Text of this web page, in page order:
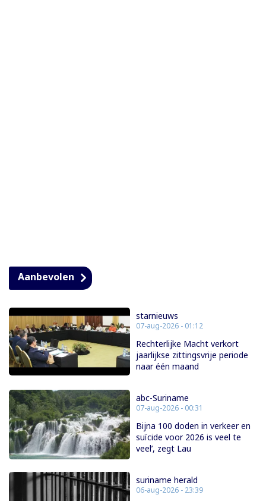
Aanbevolen
starnieuws
07-aug-2026 - 01:12
Rechterlijke Macht verkort
jaarlijkse zittingsvrije periode
naar één maand
abc-Suriname
07-aug-2026 - 00:31
Bijna 100 doden in verkeer en
suïcide voor 2026 is veel te
veel’, zegt Lau
suriname herald
06-aug-2026 - 23:39